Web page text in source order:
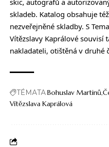
skic, autografů a
skladeb. Katalog obsahuje
nezveřejněné skladby. S
Vítězslavy Kaprálové souvisí
nakladateli, otištěná v druhé
TÉMATABohuslav Martinů
Vítězslava Kaprálová